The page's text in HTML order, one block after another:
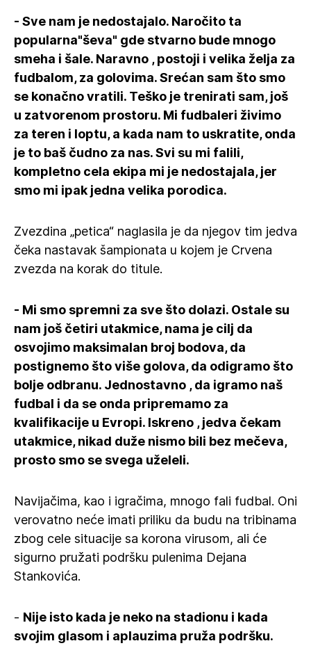
- Sve nam je nedostajalo. Naročito ta
popularna"ševa" gde stvarno bude mnogo
smeha i šale. Naravno , postoji i velika želja za
fudbalom, za golovima. Srećan sam što smo
se konačno vratili. Teško je trenirati sam, još
u zatvorenom prostoru. Mi fudbaleri živimo
za teren i loptu, a kada nam to uskratite, onda
je to baš čudno za nas. Svi su mi falili,
kompletno cela ekipa mi je nedostajala, jer
smo mi ipak jedna velika porodica.
Zvezdina „petica“ naglasila je da njegov tim jedva
čeka nastavak šampionata u kojem je Crvena
zvezda na korak do titule.
- Mi smo spremni za sve što dolazi. Ostale su
nam još četiri utakmice, nama je cilj da
osvojimo maksimalan broj bodova, da
postignemo što više golova, da odigramo što
bolje odbranu. Jednostavno , da igramo naš
fudbal i da se onda pripremamo za
kvalifikacije u Evropi. Iskreno , jedva čekam
utakmice, nikad duže nismo bili bez mečeva,
prosto smo se svega uželeli.
Navijačima, kao i igračima, mnogo fali fudbal. Oni
verovatno neće imati priliku da budu na tribinama
zbog cele situacije sa korona virusom, ali će
sigurno pružati podršku pulenima Dejana
Stankovića.
- Nije isto kada je neko na stadionu i kada
svojim glasom i aplauzima pruža podršku.